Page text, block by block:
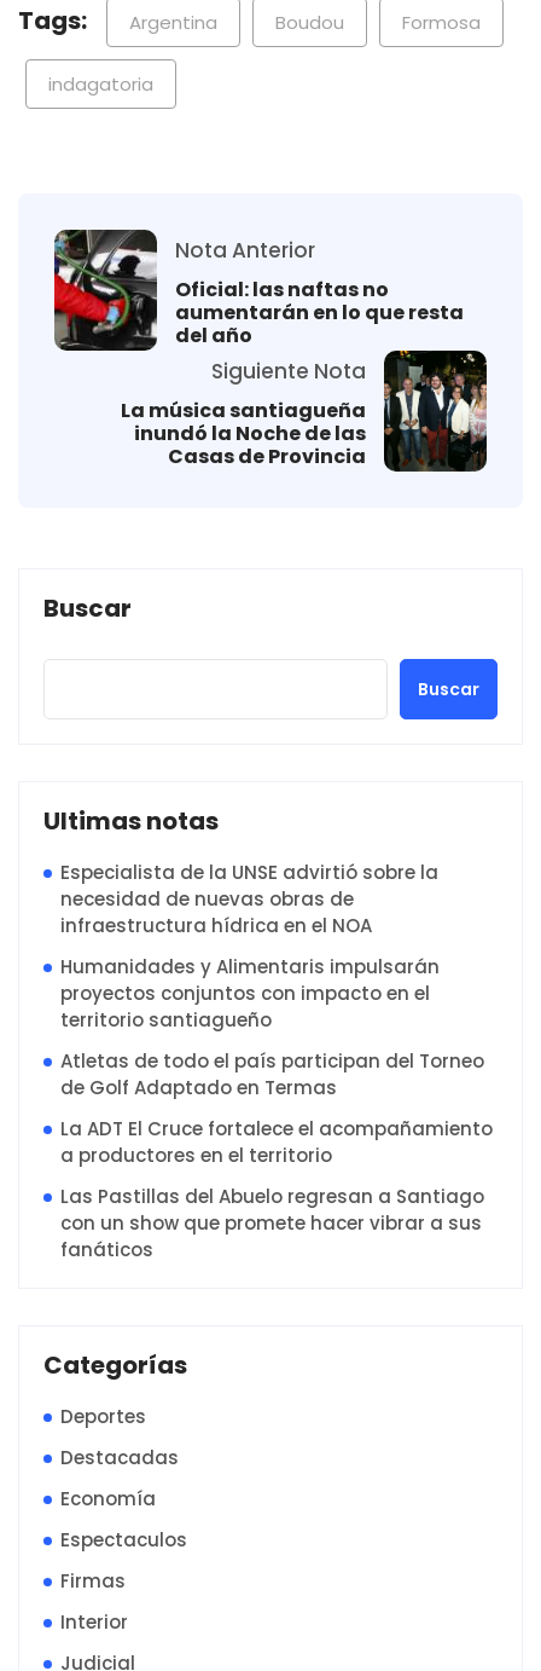
Tags: Argentina Boudou Formosa
indagatoria
Nota Anterior
Oficial: las naftas no
aumentarán en lo que resta
del año
Siguiente Nota
La música santiagueña
inundó la Noche de las
Casas de Provincia
Buscar
Buscar
Ultimas notas
Especialista de la UNSE advirtió sobre la
necesidad de nuevas obras de
infraestructura hídrica en el NOA
Humanidades y Alimentaris impulsarán
proyectos conjuntos con impacto en el
territorio santiagueño
Atletas de todo el país participan del Torneo
de Golf Adaptado en Termas
La ADT El Cruce fortalece el acompañamiento
a productores en el territorio
Las Pastillas del Abuelo regresan a Santiago
con un show que promete hacer vibrar a sus
fanáticos
Categorías
Deportes
Destacadas
Economía
Espectaculos
Firmas
Interior
Judicial